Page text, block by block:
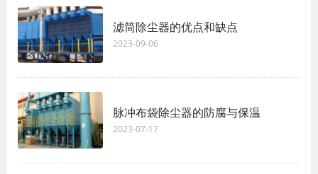
滤筒除尘器的优点和缺点
2023-09-06
脉冲布袋除尘器的防腐与保温
2023-07-17